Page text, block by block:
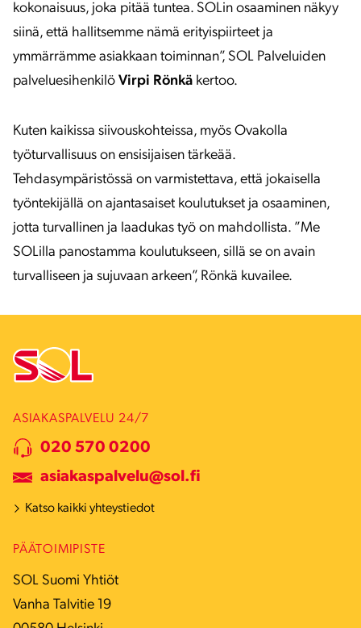
kokonaisuus, joka pitää tuntea. SOLin osaaminen näkyy
siinä, että hallitsemme nämä erityispiirteet ja
ymmärrämme asiakkaan toiminnan”, SOL Palveluiden
palveluesihenkilö Virpi Rönkä kertoo.
Kuten kaikissa siivouskohteissa, myös Ovakolla
työturvallisuus on ensisijaisen tärkeää.
Tehdasympäristössä on varmistettava, että jokaisella
työntekijällä on ajantasaiset koulutukset ja osaaminen,
jotta turvallinen ja laadukas työ on mahdollista. ”Me
SOLilla panostamma koulutukseen, sillä se on avain
turvalliseen ja sujuvaan arkeen”, Rönkä kuvailee.
ASIAKASPALVELU 24/7
020 570 0200
asiakaspalvelu@sol.fi
Katso kaikki yhteystiedot
PÄÄTOIMIPISTE
SOL Suomi Yhtiöt
Vanha Talvitie 19